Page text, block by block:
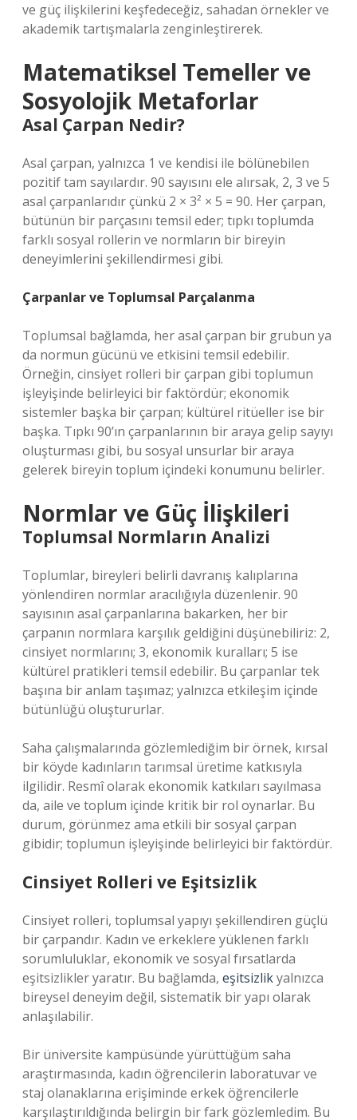
ve güç ilişkilerini keşfedeceğiz, sahadan örnekler ve
akademik tartışmalarla zenginleştirerek.
Matematiksel Temeller ve
Sosyolojik Metaforlar
Asal Çarpan Nedir?
Asal çarpan, yalnızca 1 ve kendisi ile bölünebilen
pozitif tam sayılardır. 90 sayısını ele alırsak, 2, 3 ve 5
asal çarpanlarıdır çünkü 2 × 3² × 5 = 90. Her çarpan,
bütünün bir parçasını temsil eder; tıpkı toplumda
farklı sosyal rollerin ve normların bir bireyin
deneyimlerini şekillendirmesi gibi.
Çarpanlar ve Toplumsal Parçalanma
Toplumsal bağlamda, her asal çarpan bir grubun ya
da normun gücünü ve etkisini temsil edebilir.
Örneğin, cinsiyet rolleri bir çarpan gibi toplumun
işleyişinde belirleyici bir faktördür; ekonomik
sistemler başka bir çarpan; kültürel ritüeller ise bir
başka. Tıpkı 90’ın çarpanlarının bir araya gelip sayıyı
oluşturması gibi, bu sosyal unsurlar bir araya
gelerek bireyin toplum içindeki konumunu belirler.
Normlar ve Güç İlişkileri
Toplumsal Normların Analizi
Toplumlar, bireyleri belirli davranış kalıplarına
yönlendiren normlar aracılığıyla düzenlenir. 90
sayısının asal çarpanlarına bakarken, her bir
çarpanın normlara karşılık geldiğini düşünebiliriz: 2,
cinsiyet normlarını; 3, ekonomik kuralları; 5 ise
kültürel pratikleri temsil edebilir. Bu çarpanlar tek
başına bir anlam taşımaz; yalnızca etkileşim içinde
bütünlüğü oluştururlar.
Saha çalışmalarında gözlemlediğim bir örnek, kırsal
bir köyde kadınların tarımsal üretime katkısıyla
ilgilidir. Resmî olarak ekonomik katkıları sayılmasa
da, aile ve toplum içinde kritik bir rol oynarlar. Bu
durum, görünmez ama etkili bir sosyal çarpan
gibidir; toplumun işleyişinde belirleyici bir faktördür.
Cinsiyet Rolleri ve Eşitsizlik
Cinsiyet rolleri, toplumsal yapıyı şekillendiren güçlü
bir çarpandır. Kadın ve erkeklere yüklenen farklı
sorumluluklar, ekonomik ve sosyal fırsatlarda
eşitsizlikler yaratır. Bu bağlamda, eşitsizlikyalnızca
bireysel deneyim değil, sistematik bir yapı olarak
anlaşılabilir.
Bir üniversite kampüsünde yürüttüğüm saha
araştırmasında, kadın öğrencilerin laboratuvar ve
staj olanaklarına erişiminde erkek öğrencilerle
karşılaştırıldığında belirgin bir fark gözlemledim. Bu